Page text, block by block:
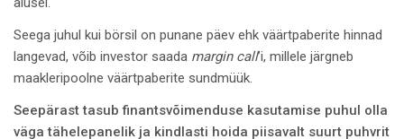
Seega juhul kui börsil on punane päev ehk väärtpaberite hinnad
langevad, võib investor saada margin call’i, millele järgneb
maakleripoolne väärtpaberite sundmüük.
Seepärast tasub finantsvõimenduse kasutamise puhul olla
väga tähelepanelik ja kindlasti hoida piisavalt suurt puhvrit